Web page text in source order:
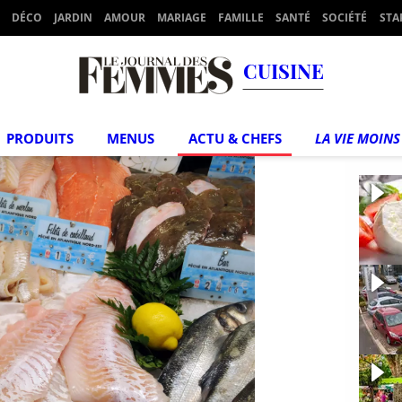
DÉCO JARDIN AMOUR MARIAGE FAMILLE SANTÉ SOCIÉTÉ
CUISINE
PRODUITS MENUS ACTU & CHEFS LA VIE MOINS